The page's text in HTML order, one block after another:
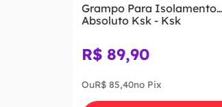
Grampo Para Isolamento
Absoluto Ksk - Ksk
R$ 89,90
OuR$ 85,40no Pix